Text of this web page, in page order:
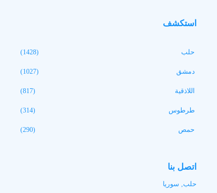
استكشف
حلب (1428)
دمشق (1027)
اللاذقية (817)
طرطوس (314)
حمص (290)
اتصل بنا
حلب, سوريا